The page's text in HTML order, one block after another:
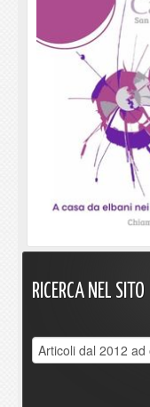
RICERCA NEL SITO